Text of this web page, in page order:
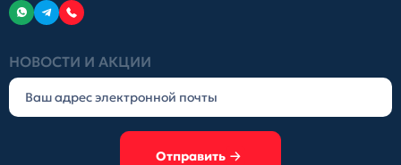
НОВОСТИ И АКЦИИ
Отправить